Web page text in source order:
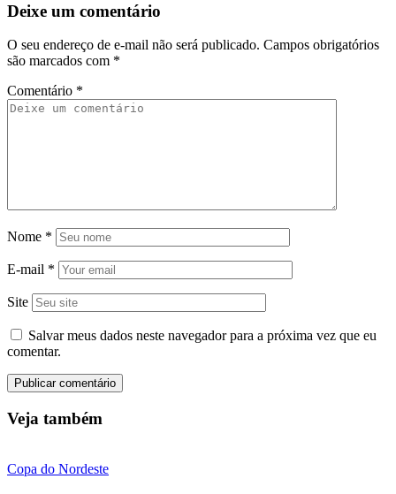
Deixe um comentário
O seu endereço de e-mail não será publicado. Campos obrigatórios
são marcados com *
Comentário *
Nome *
E-mail *
Site
Salvar meus dados neste navegador para a próxima vez que eu
comentar.
Veja também
Copa do Nordeste